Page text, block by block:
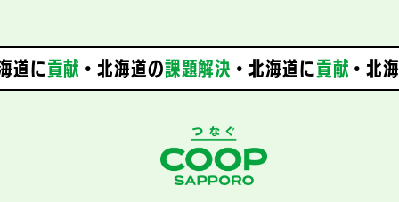
道に貢献・北海道の課題解決・北海道に貢献・北海